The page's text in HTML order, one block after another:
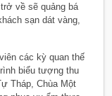
về sẽ quảng bá
sạn dát vàng,
các kỳ quan thế
biểu tượng thu
Tháp, Chùa Một